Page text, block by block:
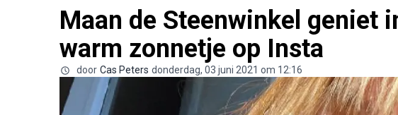
Maan de Steenwinkel geniet
warm zonnetje op Insta
door Cas Peters donderdag, 03 juni 2021 om 12:16